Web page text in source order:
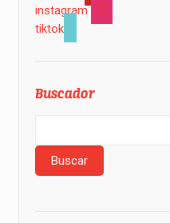
instagram
tiktok
Buscador